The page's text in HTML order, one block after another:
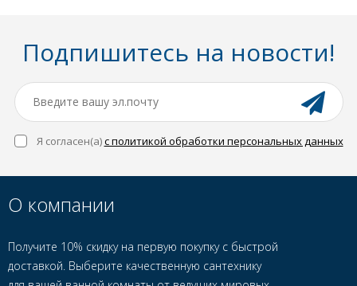
Подпишитесь на новости!
Я согласен(a)с политикой обработки персональных данных
О компании
Получите 10% скидку на первую покупку с быстрой
доставкой. Выберите качественную сантехнику